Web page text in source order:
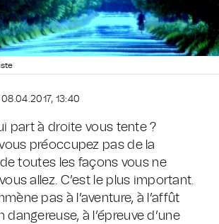
08.04.2017, 13:40
part à droite vous tente ?
préoccupez pas de la
toutes les façons vous ne
allez. C’est le plus important.
pas à l’aventure, à l’affût
dangereuse, à l’épreuve d’une